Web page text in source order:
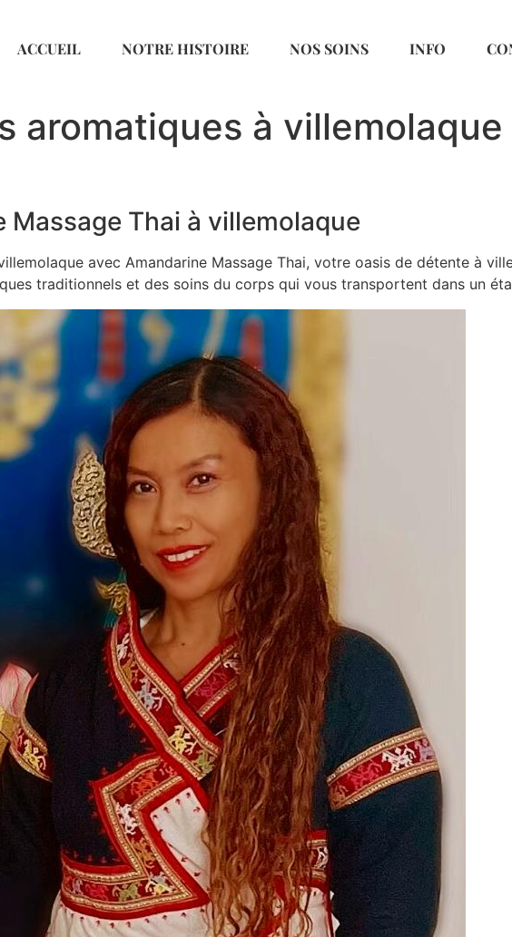
ACCUEIL NOTRE HISTOIRE NOS SOINS INFO
aromatiques à villemolaque
Massage Thai à villemolaque
avec Amandarine Massage Thai, votre oasis de détente à
traditionnels et des soins du corps qui vous transportent dans un